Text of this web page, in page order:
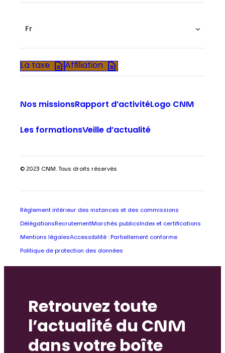
Fr
La taxe Affiliation
Nos missionsRapport d’activitéLogo CNM
Les formationsVeille d’actualité
© 2023 CNM. Tous droits réservés
Règlement intérieur des instances et des commissions
Délégations RecrutementMarchés publics Index et certifications
Mentions légalesAccessibilité : Partiellement conforme
Politique de protection des données
Retrouvez toute
l’actualité du CNM
dans votre boîte